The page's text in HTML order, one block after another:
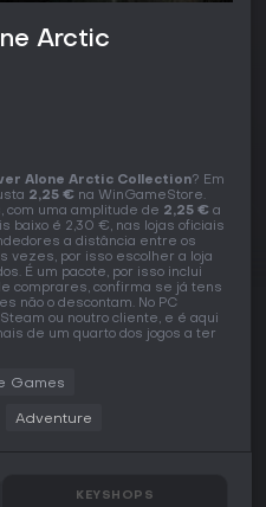
Arctic
Alone Arctic Collection? Em
2,25 € na WinGameStore.
com uma amplitude de 2,25 € a
baixo é 2,30 €, nas lojas oficiais
a distância entre os
vezes, por isso escolher a loja
É um pacote, por isso inclui
comprares, confirma se já tens
não o descontam. No PC
ou noutro cliente, e é aqui
de um quarto dos jogos a ter
Games
Adventure
KEYSHOPS